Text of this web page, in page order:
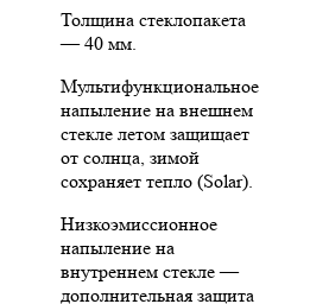
Толщина стеклопакета
— 40 мм.
Мультифункциональное
напыление на внешнем
стекле летом защищает
от солнца, зимой
сохраняет тепло (Solar).
Низкоэмиссионное
напыление на
внутреннем стекле —
дополнительная защита